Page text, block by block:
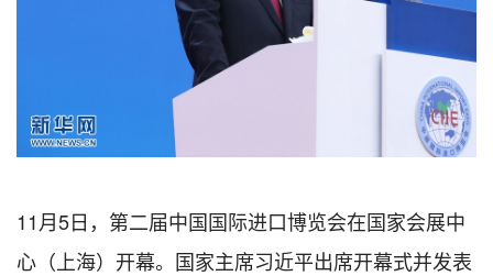
11月5日，第二届中国国际进口博览会在国家会展中
心（上海）开幕。国家主席习近平出席开幕式并发表